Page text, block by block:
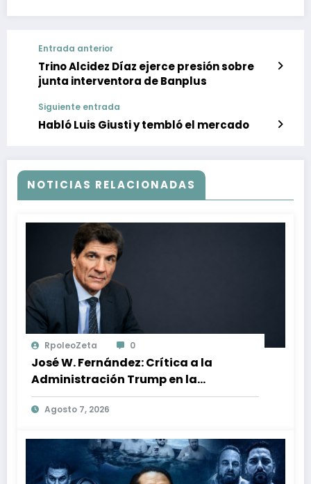
Entrada anterior
Trino Alcidez Díaz ejerce presión sobre
junta interventora de Banplus
Siguiente entrada
Habló Luis Giusti y tembló el mercado
NOTICIAS RELACIONADAS
RpoleoZeta 0
José W. Fernández: Crítica a la
Administración Trump en la
Búsqueda de Libertad y Estabilidad
en Venezuela
Agosto 7, 2026